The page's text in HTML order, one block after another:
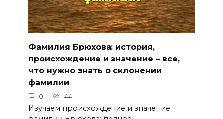
Фамилия Брюхова: история,
происхождение и значение – все,
что нужно знать о склонении
фамилии
0 44
Изучаем происхождение и значение